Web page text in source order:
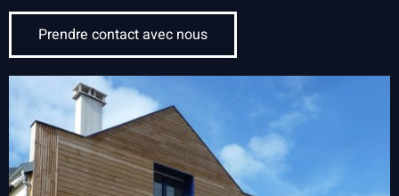
Prendre contact avec nous